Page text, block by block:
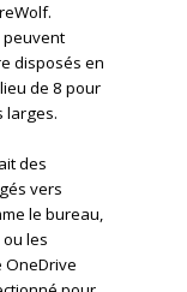
peuvent
disposés en
de 8 pour
larges.
des
vers
le bureau,
les
OneDrive